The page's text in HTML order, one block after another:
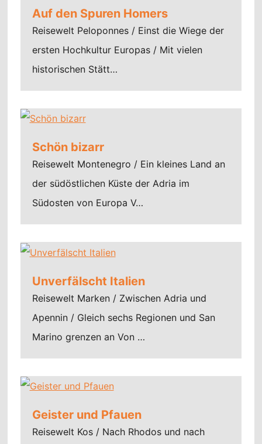
Auf den Spuren Homers
Reisewelt Peloponnes / Einst die Wiege der
ersten Hochkultur Europas / Mit vielen
historischen Stätt…
Schön bizarr
Reisewelt Montenegro / Ein kleines Land an
der südöstlichen Küste der Adria im
Südosten von Europa V…
Unverfälscht Italien
Reisewelt Marken / Zwischen Adria und
Apennin / Gleich sechs Regionen und San
Marino grenzen an Von …
Geister und Pfauen
Reisewelt Kos / Nach Rhodos und nach